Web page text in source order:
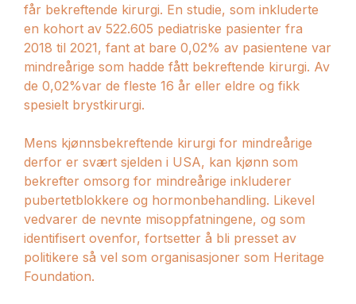
får bekreftende kirurgi. En studie, som inkluderte
en kohort av 522.605 pediatriske pasienter fra
2018 til 2021, fant at bare 0,02% av pasientene var
mindreårige som hadde fått bekreftende kirurgi. Av
de 0,02%var de fleste 16 år eller eldre og fikk
spesielt brystkirurgi.
Mens kjønnsbekreftende kirurgi for mindreårige
derfor er svært sjelden i USA, kan kjønn som
bekrefter omsorg for mindreårige inkluderer
pubertetblokkere og hormonbehandling. Likevel
vedvarer de nevnte misoppfatningene, og som
identifisert ovenfor, fortsetter å bli presset av
politikere så vel som organisasjoner som Heritage
Foundation.